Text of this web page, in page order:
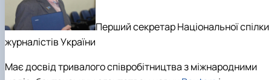
Перший секретар Національної спілки
журналістів України
Має досвід тривалого співробітництва з міжнародними